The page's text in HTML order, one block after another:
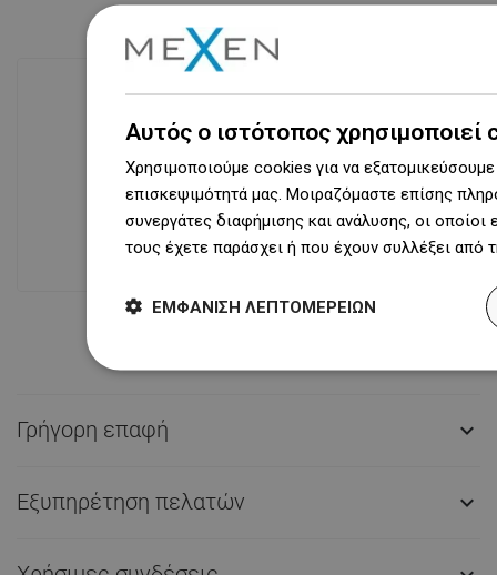
Διαθεσιμότητα προϊόντων
Σύγχρονο κέντρο logistics επιφάνειας
31 000 m² με πάνω από 68 χιλιάδες
θέσεις παλετών παρέχει πάνω από 1
500 000 διαθέσιμα προϊόντα!
Γρήγορη επαφή 
Εξυπηρέτηση πελατών 
Αυτός ο ιστότοπος χρησιμοποιεί
Χρησιμοποιούμε cookies για να
επισκεψιμότητά μας. Μοιραζόμαστε επίσης
συνεργάτες διαφήμισης και ανάλυσης, οι
τους έχετε παράσχει ή που έχουν συλλέξει
ΕΜΦΆΝΙΣΗ ΛΕΠΤΟΜΕΡΕΙΏΝ